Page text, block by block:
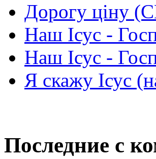
Дорогу ціну
Наш Ісус -
Наш Ісус -
Я скажу Ісус
Последние с